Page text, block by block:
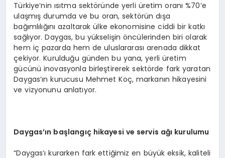
Türkiye’nin ısıtma sektöründe yerli üretim oranı %70’e
ulaşmış durumda ve bu oran, sektörün dışa
bağımlılığını azaltarak ülke ekonomisine ciddi bir katkı
sağlıyor. Daygas, bu yükselişin öncülerinden biri olarak
hem iç pazarda hem de uluslararası arenada dikkat
çekiyor. Kurulduğu günden bu yana, yerli üretim
gücünü inovasyonla birleştirerek sektörde fark yaratan
Daygas’ın kurucusu Mehmet Koç, markanın hikayesini
ve vizyonunu anlatıyor.
Daygas’ın başlangıç hikayesi ve servis ağı kurulumu
“Daygas’ı kurarken fark ettiğimiz en büyük eksik, kaliteli